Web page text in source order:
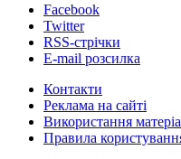
Facebook
Twitter
RSS-стрічки
E-mail розсилка
Контакти
Реклама на сайті
Використання
Правила